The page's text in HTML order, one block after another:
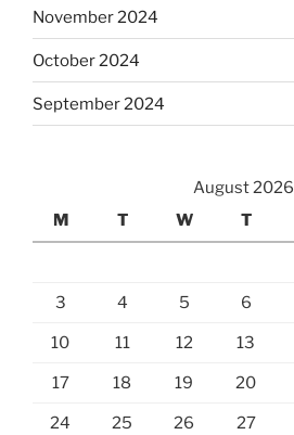
November 2024
October 2024
September 2024
August 2026
M
T W T
3 4 5 6
10 11 12 13
17 18 19 20
24 25 26 27